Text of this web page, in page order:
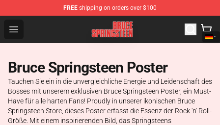
FREE shipping on orders over $100
Open menu
Bruce Springsteen Store - Official Bruce Springsteen
Bruce Springsteen Poster
Tauchen Sie ein in die unvergleichliche Energie und Leidenschaft des
Bosses mit unserem exklusiven Bruce Springsteen Poster, ein Must-
Have für alle harten Fans! Proudly in unserer ikonischen Bruce
Springsteen Store, dieses Poster erfasst die Essenz der Rock 'n' Roll-
Größe. Mit einem inspirierenden Bild, das Springsteens